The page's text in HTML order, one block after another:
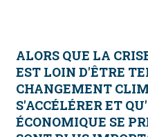
ALORS QUE LA
EST LOIN D'ÊTRE
CHANGEMENT
S'ACCÉLÉRER ET
ÉCONOMIQUE SE